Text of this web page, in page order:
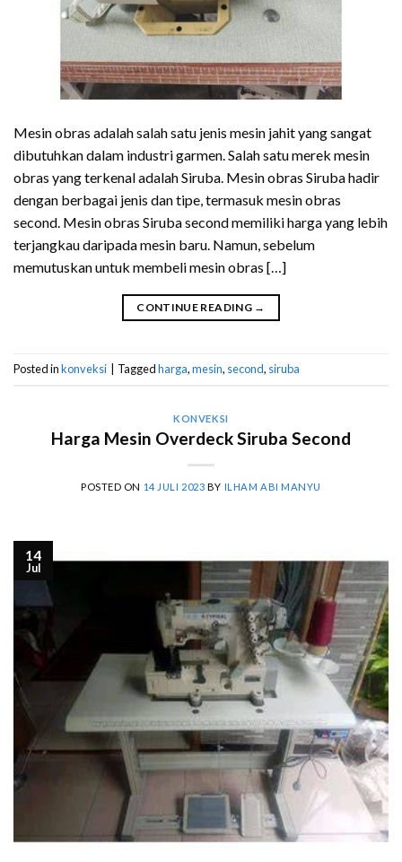
Mesin obras adalah salah satu jenis mesin jahit yang sangat
dibutuhkan dalam industri garmen. Salah satu merek mesin
obras yang terkenal adalah Siruba. Mesin obras Siruba hadir
dengan berbagai jenis dan tipe, termasuk mesin obras
second. Mesin obras Siruba second memiliki harga yang lebih
terjangkau daripada mesin baru. Namun, sebelum
memutuskan untuk membeli mesin obras […]
CONTINUE READING →
Posted inkonveksi Taggedharga,mesin, second, siruba
KONVEKSI
Harga Mesin Overdeck Siruba Second
POSTED ON 14 JULI 2023 BY ILHAM ABI MANYU
14
Jul